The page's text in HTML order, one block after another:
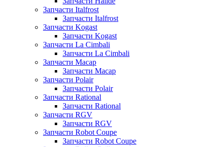
Запчасти Italfrost
Запчасти Italfrost
Запчасти Kogast
Запчасти Kogast
Запчасти La Cimbali
Запчасти La Cimbali
Запчасти Macap
Запчасти Macap
Запчасти Polair
Запчасти Polair
Запчасти Rational
Запчасти Rational
Запчасти RGV
Запчасти RGV
Запчасти Robot Coupe
Запчасти Robot Coupe